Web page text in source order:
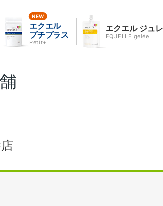
エクエル
プチプラス
Petit+
エクエル ジュレ
EQUELLE gelée